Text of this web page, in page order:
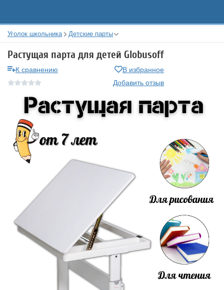
Уголок школьника Детские парты
Растущая парта для детей Globusoff
К сравнению
В избранное
Добавить отзыв